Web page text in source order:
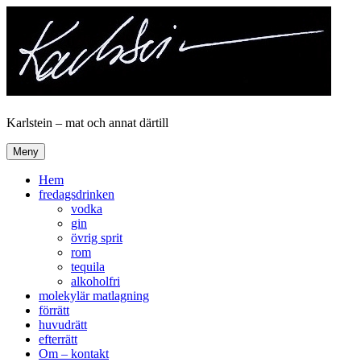
innehåll
Karlstein – mat och annat därtill
Meny
Hem
fredagsdrinken
vodka
gin
övrig sprit
rom
tequila
alkoholfri
molekylär matlagning
förrätt
huvudrätt
efterrätt
Om – kontakt